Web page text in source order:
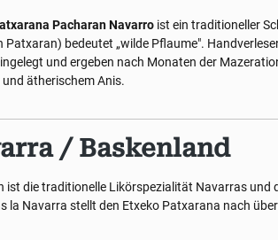
Pacharan Navarro ist ein traditioneller
Patxaran) bedeutet „wilde Pflaume".
und ergeben nach Monaten der
und ätherischem Anis.
/ Baskenland
ist die traditionelle Likörspezialität Navarras und
la Navarra stellt den Etxeko Patxarana nach